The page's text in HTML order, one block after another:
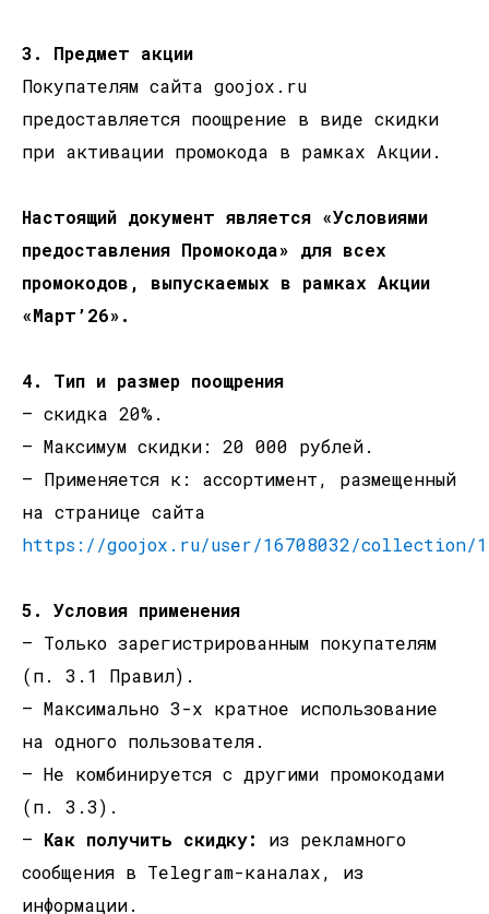
3. Предмет акции
Покупателям сайта goojox.ru
предоставляется поощрение в виде скидки
при активации промокода в рамках Акции.
Настоящий документ является «Условиями
предоставления Промокода» для всех
промокодов, выпускаемых в рамках Акции
«Март’26».
4. Тип и размер поощрения
— скидка 20%.
— Максимум скидки: 20 000 рублей.
— Применяется к: ассортимент, размещенный
на странице сайта
https://goojox.ru/user/16708032/collection/
5. Условия применения
— Только зарегистрированным покупателям
(п. 3.1 Правил).
— Максимально 3-х кратное использование
на одного пользователя.
— Не комбинируется с другими промокодами
(п. 3.3).
— Как получить скидку:
из рекламного
сообщения в Telegram-каналах, из
информации.